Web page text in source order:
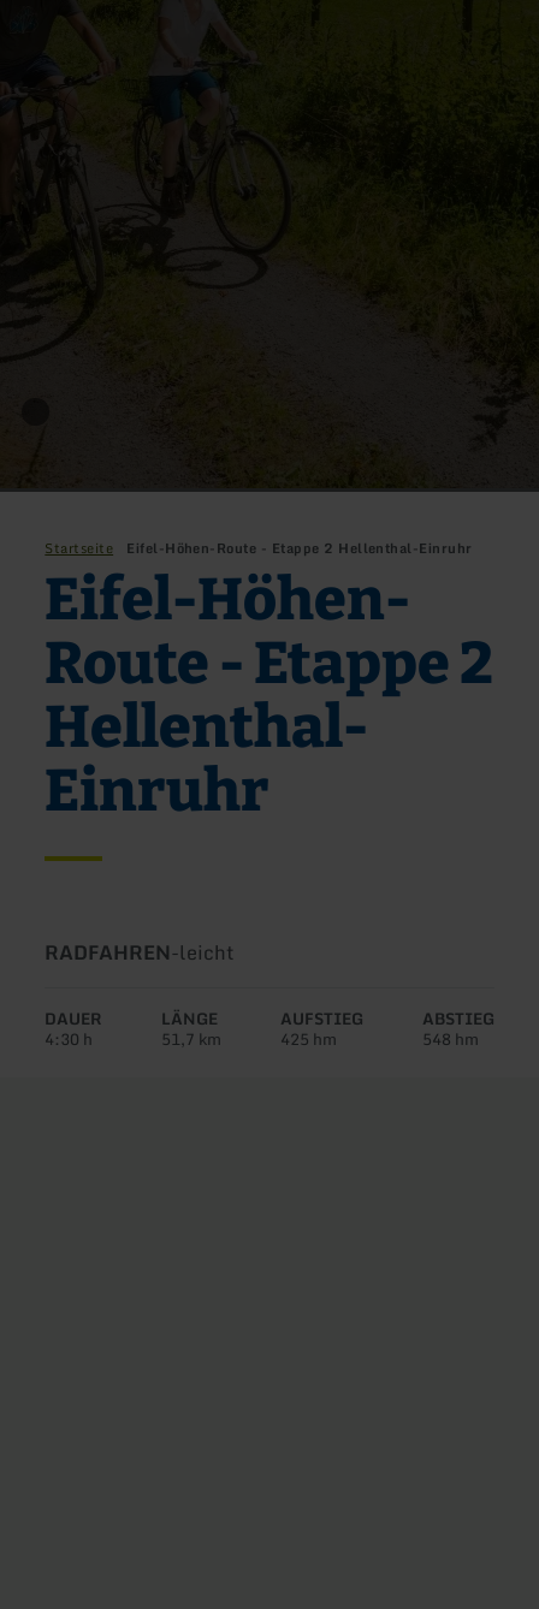
Startseite Eifel-Höhen-Route - Etappe 2 Hellenthal-Einruhr
Eifel-Höhen-
Route - Etappe 2
Hellenthal-
Einruhr
Art
Tour:
RADFAHREN-Schwierigkeit:
leicht
DAUER
4:30 h
LÄNGE
51,7 km
AUFSTIEG
425 hm
ABSTIEG
548 hm